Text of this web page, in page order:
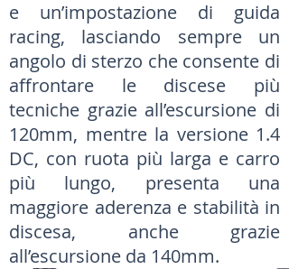
e un’impostazione di guida
racing, lasciando sempre un
angolo di sterzo che consente di
affrontare le discese più
tecniche grazie all’escursione di
120mm, mentre la versione 1.4
DC, con ruota più larga e carro
più lungo, presenta una
maggiore aderenza e stabilità in
discesa, anche grazie
all’escursione da 140mm.